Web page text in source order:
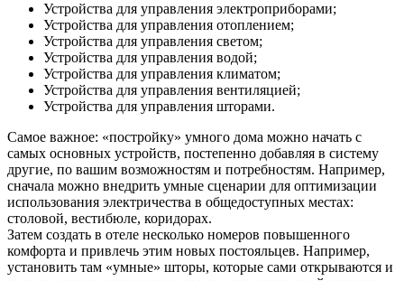
Устройства для управления электроприборами;
Устройства для управления отоплением;
Устройства для управления светом;
Устройства для управления водой;
Устройства для управления климатом;
Устройства для управления вентиляцией;
Устройства для управления шторами.
Самое важное: «постройку» умного дома можно начать с
самых основных устройств, постепенно добавляя в систему
другие, по вашим возможностям и потребностям. Например,
сначала можно внедрить умные сценарии для оптимизации
использования электричества в общедоступных местах:
столовой, вестибюле, коридорах.
Затем создать в отеле несколько номеров повышенного
комфорта и привлечь этим новых постояльцев. Например,
установить там «умные» шторы, которые сами открываются и